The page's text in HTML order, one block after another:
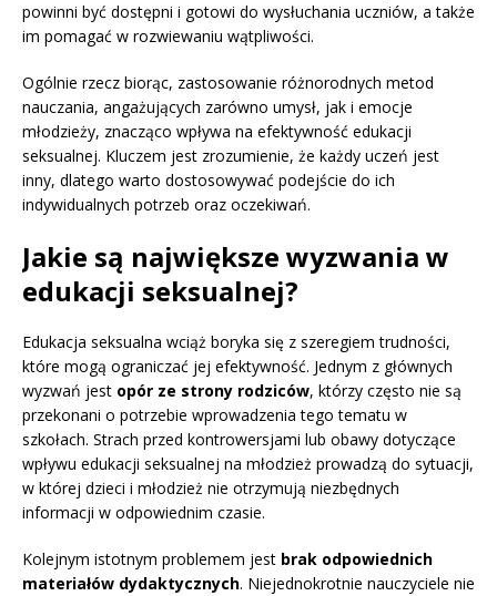
powinni być dostępni i gotowi do wysłuchania uczniów, a także
im pomagać w rozwiewaniu wątpliwości.
Ogólnie rzecz biorąc, zastosowanie różnorodnych metod
nauczania, angażujących zarówno umysł, jak i emocje
młodzieży, znacząco wpływa na efektywność edukacji
seksualnej. Kluczem jest zrozumienie, że każdy uczeń jest
inny, dlatego warto dostosowywać podejście do ich
indywidualnych potrzeb oraz oczekiwań.
Jakie są największe wyzwania w
edukacji seksualnej?
Edukacja seksualna wciąż boryka się z szeregiem trudności,
które mogą ograniczać jej efektywność. Jednym z głównych
wyzwań jest opór ze strony rodziców, którzy często nie są
przekonani o potrzebie wprowadzenia tego tematu w
szkołach. Strach przed kontrowersjami lub obawy dotyczące
wpływu edukacji seksualnej na młodzież prowadzą do sytuacji,
w której dzieci i młodzież nie otrzymują niezbędnych
informacji w odpowiednim czasie.
Kolejnym istotnym problemem jest brak odpowiednich
materiałów dydaktycznych. Niejednokrotnie nauczyciele nie